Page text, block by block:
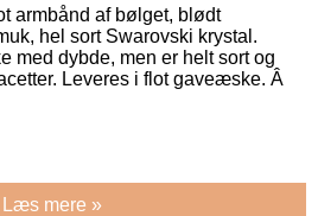
armbånd af bølget, blødt
hel sort Swarovski krystal.
med dybde, men er helt sort og
Leveres i flot gaveæske. Â
Læs mere »